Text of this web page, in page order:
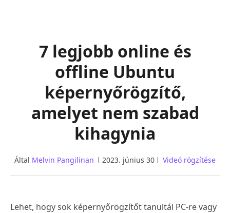
7 legjobb online és
offline Ubuntu
képernyőrögzítő,
amelyet nem szabad
kihagynia
Által Melvin Pangilinan 2023. június 30 Videó rögzítése
Lehet, hogy sok képernyőrögzítőt tanultál PC-re vagy